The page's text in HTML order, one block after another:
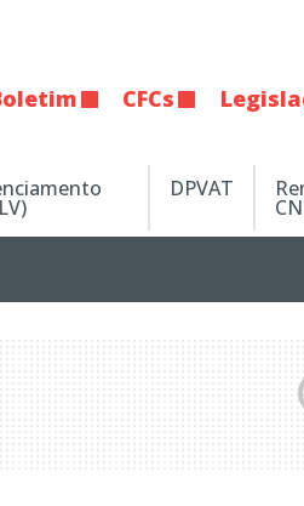
CFCs
DPVAT